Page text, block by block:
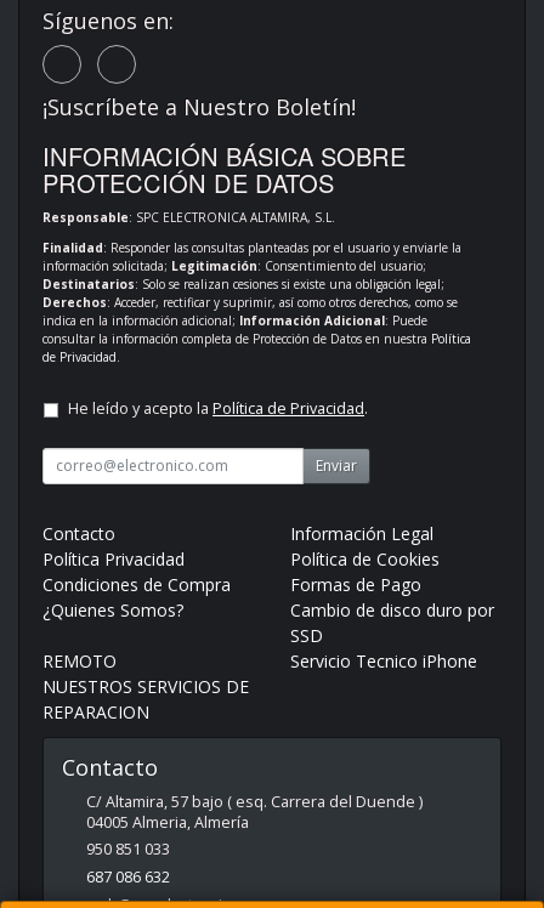
Síguenos en:
¡Suscríbete a Nuestro Boletín!
INFORMACIÓN BÁSICA SOBRE
PROTECCIÓN DE DATOS
Responsable: SPC ELECTRONICA ALTAMIRA, S.L.
Finalidad: Responder las consultas planteadas por el usuario y enviarle la
información solicitada; Legitimación: Consentimiento del usuario;
Destinatarios: Solo se realizan cesiones si existe una obligación legal;
Derechos: Acceder, rectificar y suprimir, así como otros derechos, como se
indica en la información adicional; Información Adicional: Puede
consultar la información completa de Protección de Datos en nuestra Política
de Privacidad
He leído y acepto la Política de Privacidad.
Enviar
Contacto
Información Legal
Política Privacidad
Política de Cookies
Condiciones de Compra
Formas de Pago
¿Quienes Somos?
Cambio de disco duro por
SSD
REMOTO
Servicio Tecnico iPhone
NUESTROS SERVICIOS DE
REPARACION
Contacto
C/ Altamira, 57 bajo ( esq. Carrera del Duende )
04005 Almeria,Almería
950 851 033
687 086 632